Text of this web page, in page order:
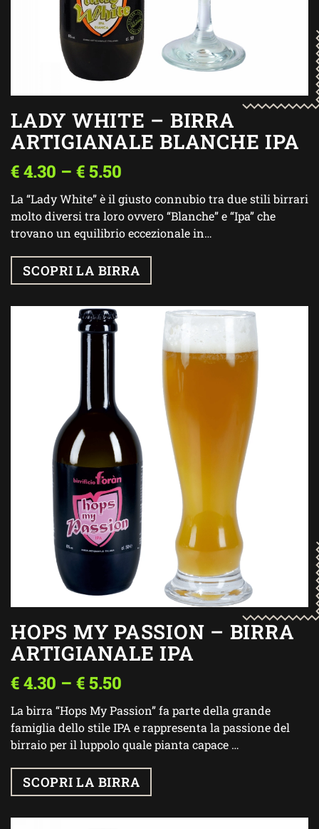
LADY WHITE – BIRRA
ARTIGIANALE BLANCHE IPA
€4.30 – €5.50
La “Lady White” è il giusto connubio tra due stili birrari
molto diversi tra loro ovvero “Blanche” e “Ipa” che
trovano un equilibrio eccezionale in…
SCOPRI LA BIRRA
HOPS MY PASSION – BIRRA
ARTIGIANALE IPA
€4.30 – €5.50
La birra “Hops My Passion” fa parte della grande
famiglia dello stile IPA e rappresenta la passione del
birraio per il luppolo quale pianta capace …
SCOPRI LA BIRRA